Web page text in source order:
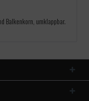
Balkenkorn, umklappbar.